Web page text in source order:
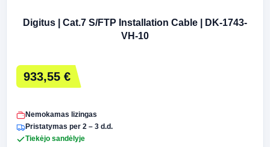
Digitus | Cat.7 S/FTP Installation Cable | DK-1743-
VH-10
933,55 €
Nemokamas lizingas
Pristatymas per 2 – 3 d.d.
Tiekėjo sandėlyje